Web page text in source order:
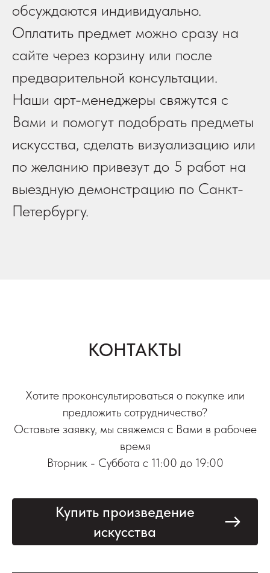
обсуждаются индивидуально.
Оплатить предмет можно сразу на
сайте через корзину или после
предварительной консультации.
Наши арт-менеджеры свяжутся с
Вами и помогут подобрать предметы
искусства, сделать визуализацию или
по желанию привезут до 5 работ на
выездную демонстрацию по Санкт-
Петербургу.
КОНТАКТЫ
Хотите проконсультироваться о покупке или
предложить сотрудничество?
Оставьте заявку, мы свяжемся с Вами в рабочее
время
Вторник - Суббота с 11:00 до 19:00
Купить произведение
искусства